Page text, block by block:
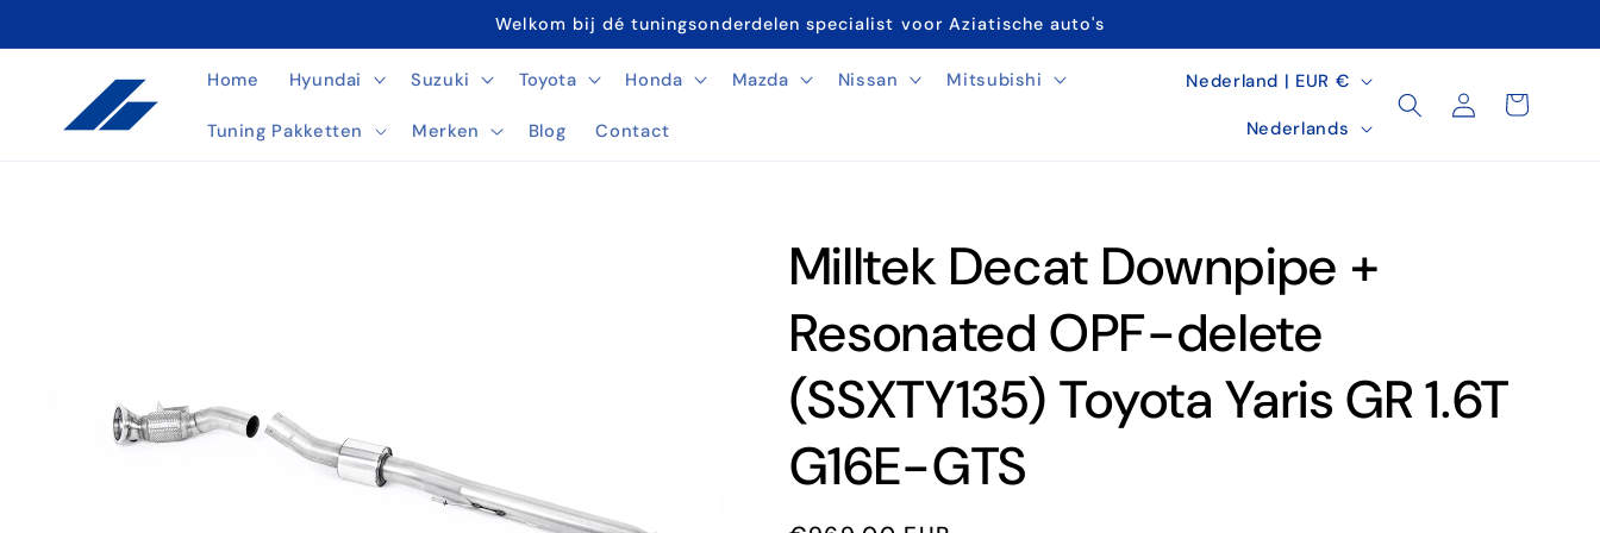
content
Welkom bij dé tuningsonderdelen specialist voor Aziatische auto's
Home Hyundai Suzuki Toyota Honda Mazda Nissan Mitsubishi
Tuning Pakketten Merken Blog Contact
L
r
g
i
o
Nederland | EUR €
TNederlands
Inloggen
Winkelwagen
Milltek Decat Downpipe +
Resonated OPF-delete
(SSXTY135) Toyota Yaris GR 1.6T
G16E-GTS